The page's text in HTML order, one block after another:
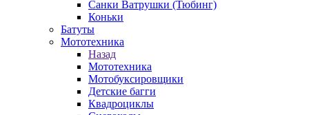
Санки Ватрушки (Тюбинг)
Коньки
Батуты
Мототехника
Назад
Мототехника
Мотобуксировщики
Детские багги
Квадроциклы